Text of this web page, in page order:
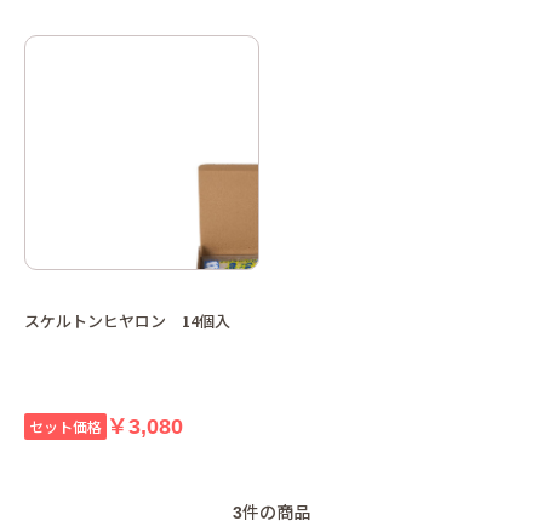
スケルトンヒヤロン 14個入
セット価格 ￥3,080
3件の商品